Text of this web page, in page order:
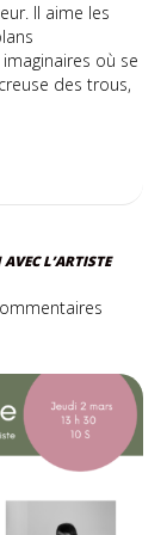
Il aime les
où se
des trous,
L’ARTISTE